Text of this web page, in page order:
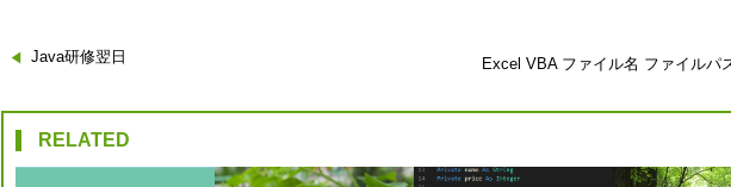
投
稿
ナ
Java研修翌日 Excel VBA ファイル名 ファイルパ
RELATED